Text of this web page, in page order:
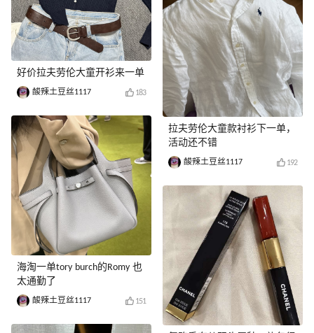
好价拉夫劳伦大童开衫来一单
酸辣土豆丝1117 183
海淘一单tory burch的Romy 也
太通勤了
酸辣土豆丝1117 151
拉夫劳伦大童款衬衫下一单，
活动还不错
酸辣土豆丝1117 192